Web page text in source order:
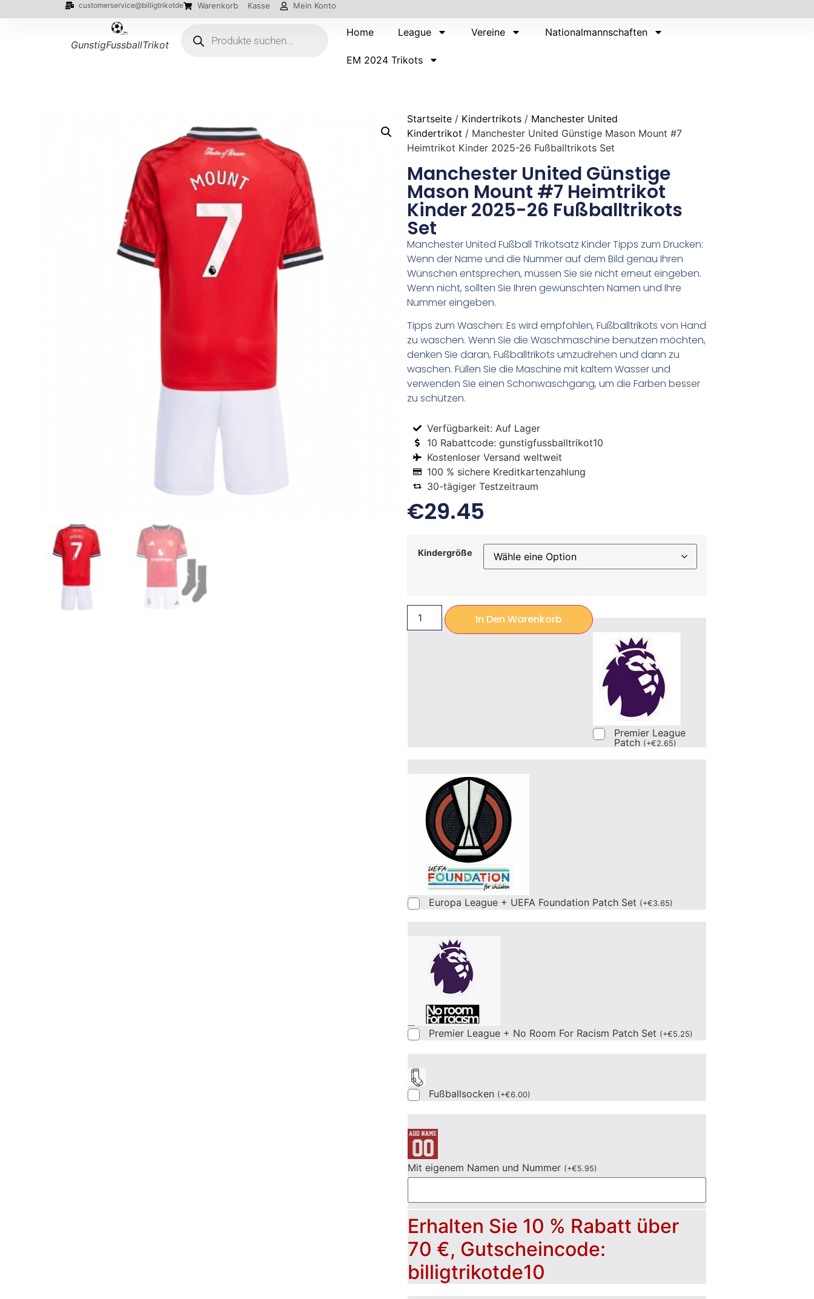
customerservice@billigtrikotde Warenkorb Kasse Mein Konto
GunstigFussballTrikot
Home League Vereine Nationalmannschaften
EM 2024 Trikots
Startseite / Kindertrikots / Manchester United
Kindertrikot / Manchester United Günstige Mason Mount #7
Heimtrikot Kinder 2025-26 Fußballtrikots Set
Manchester United Günstige
Mason Mount #7 Heimtrikot
Kinder 2025-26 Fußballtrikots
Set
Manchester United Fußball Trikotsatz Kinder Tipps zum Drucken:
Wenn der Name und die Nummer auf dem Bild genau Ihren
Wünschen entsprechen, müssen Sie sie nicht erneut eingeben.
Wenn nicht, sollten Sie Ihren gewünschten Namen und Ihre
Nummer eingeben.
Tipps zum Waschen: Es wird empfohlen, Fußballtrikots von Hand
zu waschen. Wenn Sie die Waschmaschine benutzen möchten,
denken Sie daran, Fußballtrikots umzudrehen und dann zu
waschen. Füllen Sie die Maschine mit kaltem Wasser und
verwenden Sie einen Schonwaschgang, um die Farben besser
zu schützen.
Verfügbarkeit: Auf Lager
10 Rabattcode: gunstigfussballtrikot10
Kostenloser Versand weltweit
100 % sichere Kreditkartenzahlung
30-tägiger Testzeitraum
€29.45
Kindergröße
In Den Warenkorb
Premier League
Patch (+€2.65)
Europa League + UEFA Foundation Patch Set (+€3.65)
Premier League + No Room For Racism Patch Set (+€5.25)
Fußballsocken (+€6.00)
Mit eigenem Namen und Nummer (+€5.95)
Erhalten Sie 10 % Rabatt über
70 €, Gutscheincode:
billigtrikotde10